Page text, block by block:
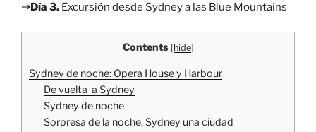
⇒Día 3. Excursión desde Sydney a las Blue Mountains
Contents [hide]
Sydney de noche: Opera House y Harbour
De vuelta a Sydney
Sydney de noche
Sorpresa de la noche, Sydney una ciudad